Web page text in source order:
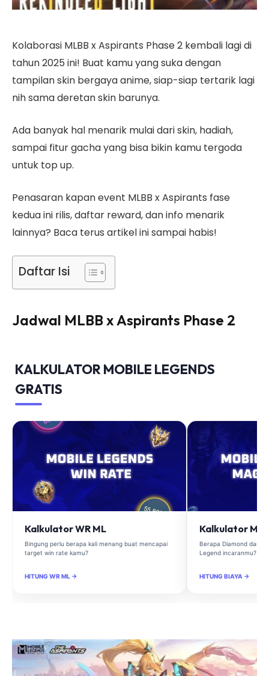
Kolaborasi MLBB x Aspirants Phase 2 kembali lagi di
tahun 2025 ini! Buat kamu yang suka dengan
tampilan skin bergaya anime, siap-siap tertarik lagi
nih sama deretan skin barunya.
Ada banyak hal menarik mulai dari skin, hadiah,
sampai fitur gacha yang bisa bikin kamu tergoda
untuk top up.
Penasaran kapan event MLBB x Aspirants fase
kedua ini rilis, daftar reward, dan info menarik
lainnya? Baca terus artikel ini sampai habis!
Daftar Isi
Jadwal MLBB x Aspirants Phase 2
KALKULATOR MOBILE LEGENDS
GRATIS
Kalkulator WR ML
Bingung perlu berapa kali menang buat mencapai
target win rate kamu?
HITUNG WR ML →
Kalkulator
Berapa Diamond dan
Legend incaranmu?
HITUNG BIAYA →